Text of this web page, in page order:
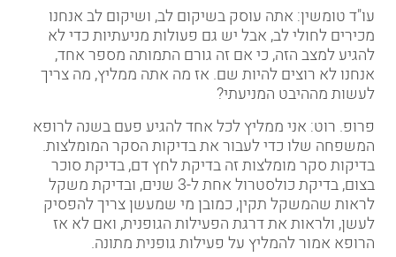
עו"ד טומשין: אתה עוסק בשיקום לב, ושיקום לב אנחנו
מכירים לחולי לב, אבל יש גם פעולות מניעתיות כדי לא
להגיע למצב הזה, כי אם זה גורם התמותה מספר אחד,
אנחנו לא רוצים להיות שם. אז מה אתה ממליץ, מה צריך
לעשות מההיבט המניעתי?
פרופ. רוט: אני ממליץ לכל אחד להגיע פעם בשנה לרופא
המשפחה שלו כדי לעבור את בדיקות הסקר המומלצות.
בדיקות סקר מומלצות זה בדיקת לחץ דם, בדיקת סוכר
בצום, בדיקת כולסטרול אחת ל-3 שנים, ובדיקת משקל
לראות שהמשקל תקין, כמובן מי שמעשן צריך להפסיק
לעשן, ולראות את דרגת הפעילות הגופנית, ואם לא אז
הרופא אמור להמליץ על פעילות גופנית מתונה.